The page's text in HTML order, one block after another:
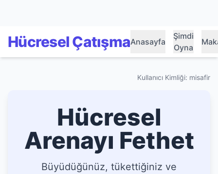
Hücresel ÇatışmaAnasayfa
Şimdi
Oyna
Kullanıcı Kimliği: misafir
Hücresel
Arenayı Fethet
Büyüdüğünüz, tükettiğiniz ve